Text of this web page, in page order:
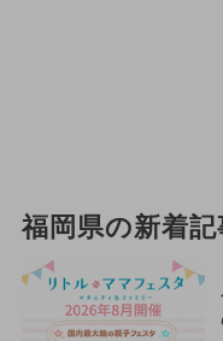
福岡県の新着記